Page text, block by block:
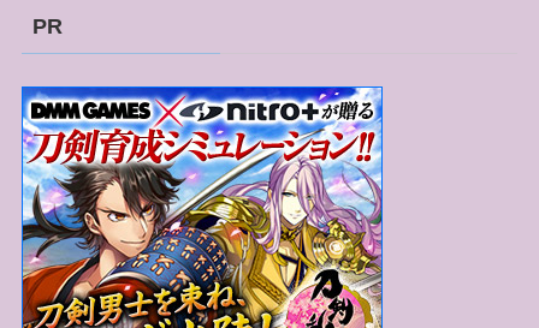
PR